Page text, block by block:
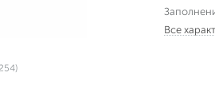
Все